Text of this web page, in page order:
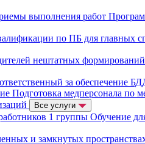
выполнения работ
по ПБ для главных
нештатных
за обеспечение
Подготовка медперсонала по
Все услуги
1 группы Обучение
и замкнутых